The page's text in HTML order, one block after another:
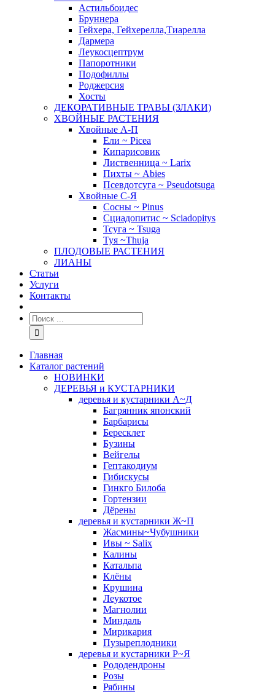
Астильбоидес
Бруннера
Гейхера, Гейхерелла,Тиарелла
Дармера
Леукосцептрум
Папоротники
Подофиллы
Роджерсия
Хосты
ДЕКОРАТИВНЫЕ ТРАВЫ (ЗЛАКИ)
ХВОЙНЫЕ РАСТЕНИЯ
Хвойные А-П
Ели ~ Picea
Кипарисовик
Лиственница ~ Larix
Пихты ~ Abies
Псевдотсуга ~ Pseudotsuga
Хвойные С-Я
Сосны ~ Pinus
Сциадопитис ~ Sciadopitys
Тсуга ~ Tsuga
Туя ~Thuja
ПЛОДОВЫЕ РАСТЕНИЯ
ЛИАНЫ
Статьи
Услуги
Контакты
Главная
Каталог растений
НОВИНКИ
ДЕРЕВЬЯ и КУСТАРНИКИ
деревья и кустарники А~Д
Багрянник японский
Барбарисы
Бересклет
Бузины
Вейгелы
Гептакодиум
Гибискусы
Гинкго Билоба
Гортензии
Дёрены
деревья и кустарники Ж~П
Жасмины~Чубушники
Ивы ~ Salix
Калины
Катальпа
Клёны
Крушина
Леукотое
Магнолии
Миндаль
Мирикария
Пузыреплодники
деревья и кустарники Р~Я
Рододендроны
Розы
Рябины